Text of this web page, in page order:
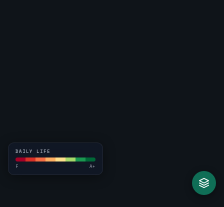
DAILY LIFE
F A+